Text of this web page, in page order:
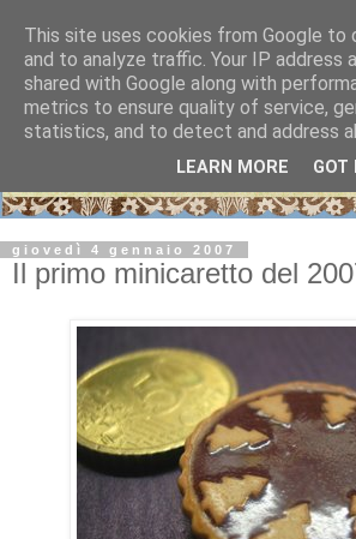
giovedì 4 gennaio 2007
Il primo minicaretto del
This site uses cookies from Google to
and to analyze traffic. Your IP address
shared with Google along with
metrics to ensure quality of service,
statistics, and to detect and address
LEARN MORE GOT